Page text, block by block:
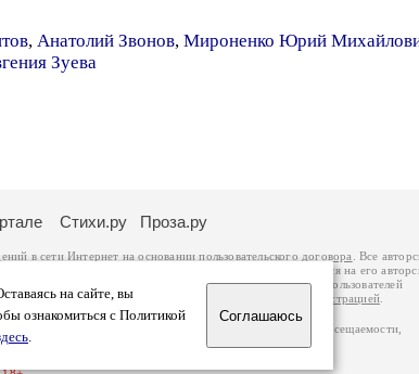
, Анатолий Звонов, Мироненко Юрий
Зуева
на сайте, вы
ознакомиться с Политикой
.
Соглашаюсь
Стихи.ру Проза.ру
в сети Интернет на основаниипользовательского договора
. Все
с согласия его автора, к которому вы можете обратиться на его
законодательства Российской Федерации. Данные пользователей
подробнуюинформацию о портале связаться с администрацией
более полумиллиона страниц по данным счетчика посещаемости,
посетителей.